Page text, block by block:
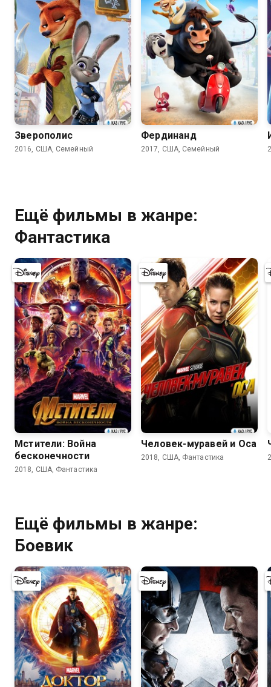
8.3
Зверополис
2016, США, Семейный
7.7
Фердинанд
2017, США, Семейный
Ещё фильмы в жанре:
Фантастика
8.1
Мстители: Война
бесконечности
2018, США, Фантастика
7.0
Человек-муравей и Оса
2018, США, Фантастика
Ещё фильмы в жанре:
Боевик